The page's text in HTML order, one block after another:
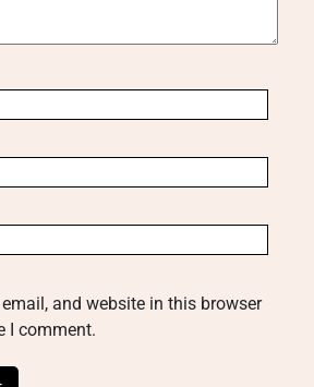
and website in this browser
I comment.